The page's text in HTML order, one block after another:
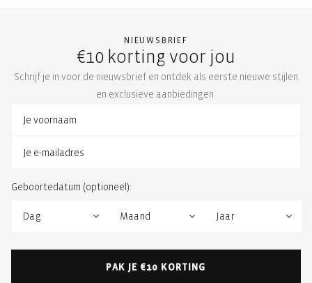
NIEUWSBRIEF
€10 korting voor jou
Schrijf je in voor de nieuwsbrief en ontdek als eerste nieuwe stijlen
en exclusieve aanbiedingen.
Geboortedatum (optioneel):
PAK JE €10 KORTING